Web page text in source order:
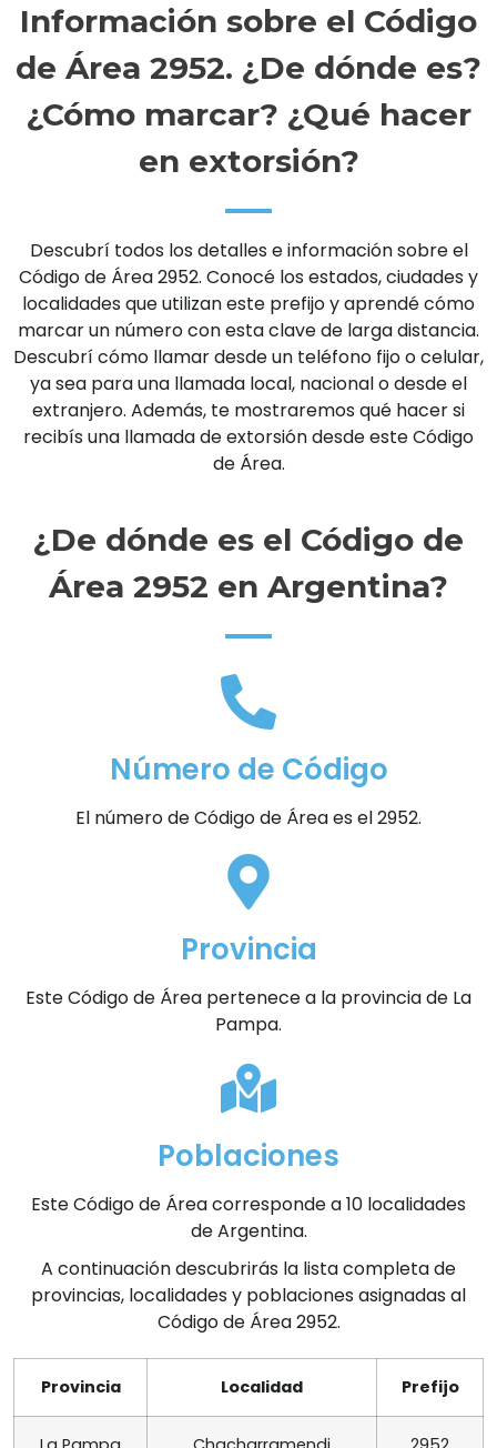
Información sobre el Código
de Área 2952. ¿De dónde es?
¿Cómo marcar? ¿Qué hacer
en extorsión?
Descubrí todos los detalles e información sobre el
Código de Área 2952. Conocé los estados, ciudades y
localidades que utilizan este prefijo y aprendé cómo
marcar un número con esta clave de larga distancia.
Descubrí cómo llamar desde un teléfono fijo o celular,
ya sea para una llamada local, nacional o desde el
extranjero. Además, te mostraremos qué hacer si
recibís una llamada de extorsión desde este Código
de Área.
¿De dónde es el Código de
Área 2952 en Argentina?
Número de Código
El número de Código de Área es el 2952.
Provincia
Este Código de Área pertenece a la provincia de La
Pampa.
Poblaciones
Este Código de Área corresponde a 10 localidades
de Argentina.
A continuación descubrirás la lista completa de
provincias, localidades y poblaciones asignadas al
Código de Área 2952.
Provincia Localidad Prefijo